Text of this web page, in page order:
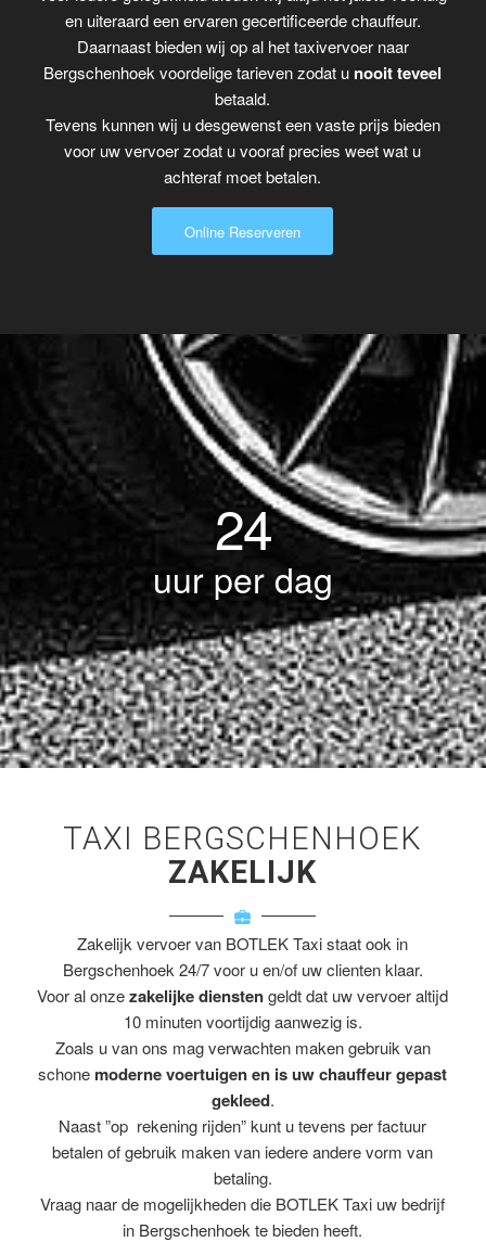
en uiteraard een ervaren gecertificeerde chauffeur.
Daarnaast bieden wij op al het taxivervoer naar
Bergschenhoek voordelige tarieven zodat u nooit teveel
betaald.
Tevens kunnen wij u desgewenst een vaste prijs bieden
voor uw vervoer zodat u vooraf precies weet wat u
achteraf moet betalen.
Online Reserveren
24
uur per dag
TAXI BERGSCHENHOEK
ZAKELIJK
Zakelijk vervoer van BOTLEK Taxi staat ook in
Bergschenhoek 24/7 voor u en/of uw clienten klaar.
Voor al onzezakelijke dienstengeldt dat uw vervoer altijd
10 minuten voortijdig aanwezig is.
Zoals u van ons mag verwachten maken gebruik van
schone moderne voertuigen en is uw chauffeur gepast
gekleed.
Naast ”op rekening rijden” kunt u tevens per factuur
betalen of gebruik maken van iedere andere vorm van
betaling.
Vraag naar de mogelijkheden die BOTLEK Taxi uw bedrijf
in Bergschenhoek te bieden heeft.